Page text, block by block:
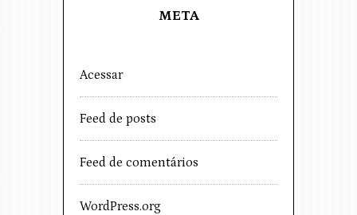
META
Acessar
Feed de posts
Feed de comentários
WordPress.org